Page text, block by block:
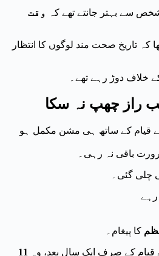
سے بہتر جانتے تھے کہ
وقت
کہ تاریخ صحت مند لوگوں کا انتظار
خلاف دوڑ رہے تھے۔
راز چھپ نہ سکا
کے قیام کے ساتھ ہی مشن مکمل ہو
باقی نہ رہی۔
چلی گئی۔
رہے
نظم کا پیغام۔
قیام کے صرف ایک سال بعد، وہ